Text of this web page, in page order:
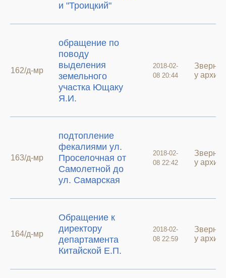
и "Троицкий"
162/д-мр
обращение по
поводу
выделения
земельного
участка Ющаку
Я.И.
2018-02-
08 20:44
у архиві
163/д-мр
подтопление
фекалиями ул.
Проселочная от
Самолетной до
ул. Самарская
2018-02-
08 22:42
у архиві
164/д-мр
Обращение к
директору
департамента
Китайской Е.П.
2018-02-
08 22:59
у архиві